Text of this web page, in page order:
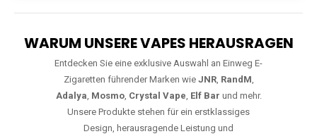
WARUM UNSERE VAPES HERAUSRAGEN
Entdecken Sie eine exklusive Auswahl an Einweg E-
Zigaretten führender Marken wie JNR, RandM,
Adalya, Mosmo, Crystal Vape, Elf Bar und mehr.
Unsere Produkte stehen für ein erstklassiges
Design, herausragende Leistung und